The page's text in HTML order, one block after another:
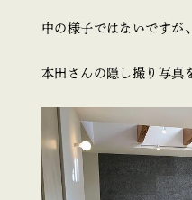
中の様子ではないですが
本田さんの隠し撮り写真